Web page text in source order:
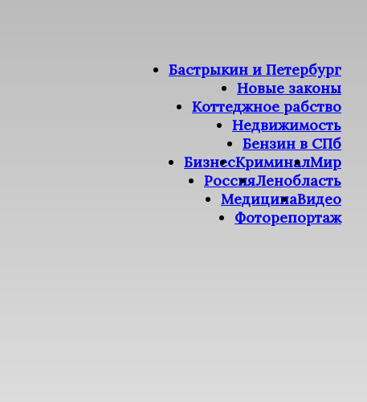
Бастрыкин и Петербург
Новые законы
Коттеджное рабство
Недвижимость
Бензин в СПб
БизнесКриминалМир
РоссияЛенобласть
МедицинаВидео
Фоторепортаж